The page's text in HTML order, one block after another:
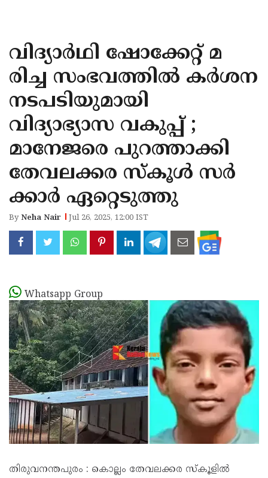
KANNUR
KASARAGOD
വിദ്യാർഥി ഷോക്കേറ്റ് മ
രിച്ച സംഭവത്തിൽ കർശന
നടപടിയുമായി
വിദ്യാഭ്യാസ വകുപ്പ് ;
മാനേജരെ പുറത്താക്കി
തേവലക്കര സ്കൂൾ സർ
ക്കാർ ഏറ്റെടുത്തു
ByNeha Nair Jul 26, 2025, 12:00 IST
Whatsapp Group
തിരുവനന്തപുരം : കൊല്ലം തേവലക്കര സ്കൂളിൽ